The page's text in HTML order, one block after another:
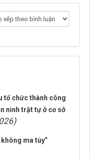
tổ chức thành công
ninh trật tự ở cơ sở
ma túy”